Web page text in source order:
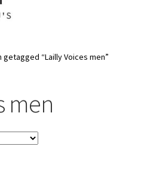
getagged “Lailly Voices men”
men